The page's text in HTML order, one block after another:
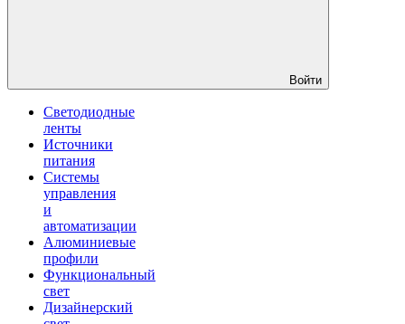
Войти
Светодиодные
ленты
Источники
питания
Системы
управления
и
автоматизации
Алюминиевые
профили
Функциональный
свет
Дизайнерский